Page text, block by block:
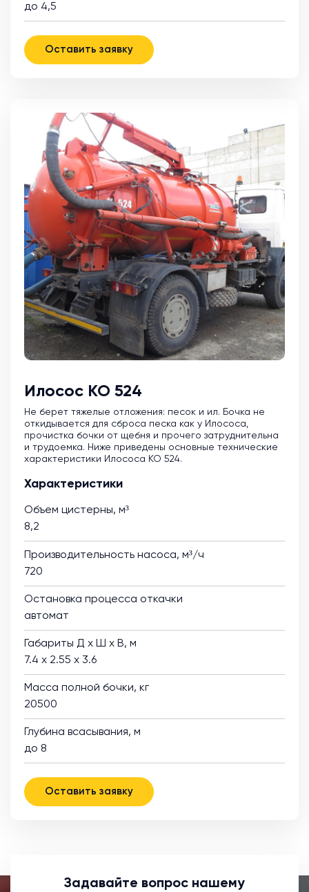
до 4,5
Оставить заявку
Илосос КО 524
Не берет тяжелые отложения: песок и ил. Бочка не
откидывается для сброса песка как у Илососа,
прочистка бочки от щебня и прочего затруднительна
и трудоемка. Ниже приведены основные технические
характеристики Илососа КО 524.
Характеристики
Объем цистерны, м³
8,2
Производительность насоса, м³/ч
720
Остановка процесса откачки
автомат
Габариты Д х Ш х В, м
7.4 х 2.55 х 3.6
Масса полной бочки, кг
20500
Глубина всасывания, м
до 8
Оставить заявку
Задавайте вопрос нашему